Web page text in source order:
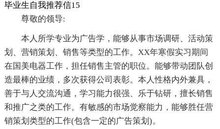
毕业生自我推荐信15
尊敬的领导:
本人所学专业为广告学，能够从事市场调研、活动策
划、营销策划、销售等类型的工作。XX年寒假实习期间
在国美电器工作，担任销售主管的职位。能够带动团队创
造最棒的业绩，多次获得公司表彰。本人性格内外兼具，
善于与人交流沟通，学习能力很强、乐于钻研，擅长销售
和推广之类的工作。有敏感的市场觉察能力，能够胜任营
销策划类型的工作(包含一定的广告策划)。